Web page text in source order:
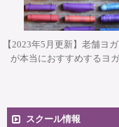
また、受講料残金
込みいただいたコ
いた場合は全額返
頂いた場合は、残
１４日前～当日の
尚、事前にお渡しし
【2023年5月更新】老舗ヨ
が本当におすすめするヨ
スクール情報